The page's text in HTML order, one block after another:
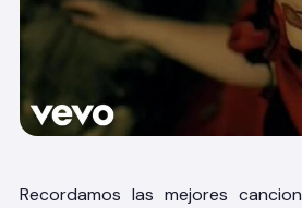
Recordamos las mejores